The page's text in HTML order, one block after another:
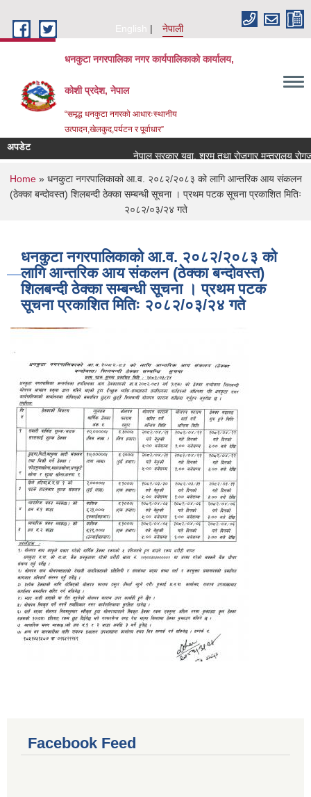
English
नेपाली
धनकुटा नगरपालिका नगर कार्यपालिकाको कार्यालय,
कोशी प्रदेश, नेपाल
“समृद्ध धनकुटा नगरको आधारःस्थानीय
उत्पादन,खेलकुद,पर्यटन र पूर्वाधार”
अपडेट
नेपाल सरकार युवा, श्रम तथा रोजगार मन्त्रालय
You are here
Home» धनकुटा नगरपालिकाको आ.व. २०८२/२०८३ को लागि आन्तरिक आय संकलन
(ठेक्का बन्दोवस्त) शिलबन्दी ठेक्का सम्बन्धी सूचना । प्रथम पटक सूचना प्रकाशित मितिः
२०८२/०३/२४ गते
धनकुटा नगरपालिकाको आ.व. २०८२/२०८३ को
लागि आन्तरिक आय संकलन (ठेक्का बन्दोवस्त)
शिलबन्दी ठेक्का सम्बन्धी सूचना । प्रथम पटक
सूचना प्रकाशित मितिः २०८२/०३/२४ गते
Facebook Feed